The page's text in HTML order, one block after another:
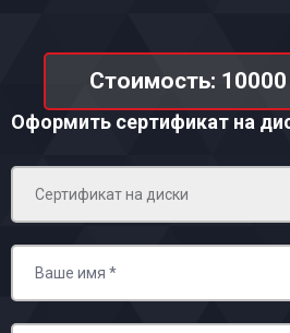
Стоимость:
Оформить сертификат на